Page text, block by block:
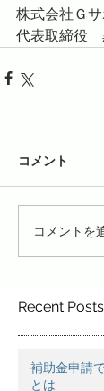
株式会社Ｇサ
代表取締役
コメント
コメントを
Recent Posts
補助金申請
とは